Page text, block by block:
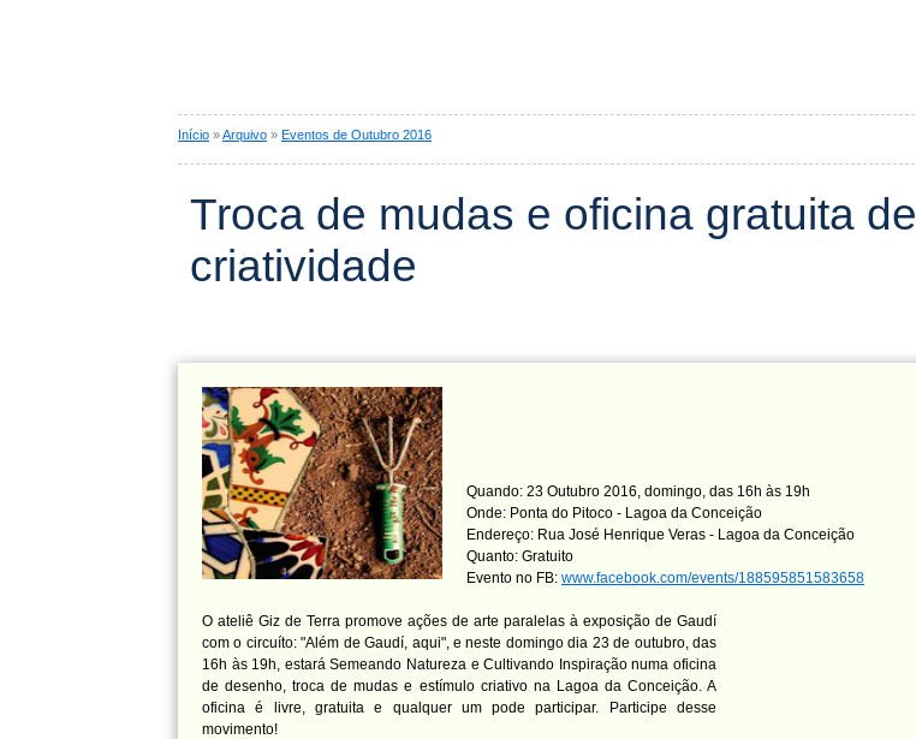
Início »Arquivo » Eventos de Outubro 2016
Troca de mudas e oficina gratuita de
criatividade
Quando: 23 Outubro 2016, domingo, das 16h às 19h
Onde: Ponta do Pitoco - Lagoa da Conceição
Endereço: Rua José Henrique Veras - Lagoa da Conceição
Quanto: Gratuito
Evento no FB: www.facebook.com/events/188595851583658
O ateliê Giz de Terra promove ações de arte paralelas à exposição de Gaudí
com o circuíto: "Além de Gaudí, aqui", e neste domingo dia 23 de outubro, das
16h às 19h, estará Semeando Natureza e Cultivando Inspiração numa oficina
de desenho, troca de mudas e estímulo criativo na Lagoa da Conceição. A
oficina é livre, gratuita e qualquer um pode participar. Participe desse
movimento!